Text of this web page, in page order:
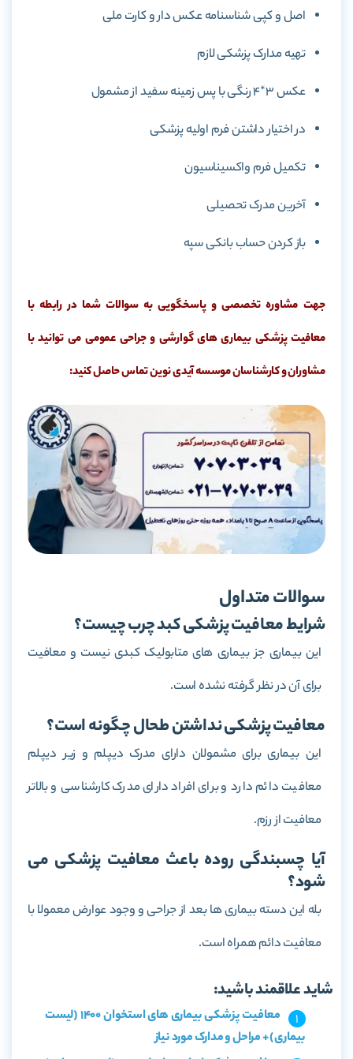
اصل و کپی شناسنامه عکس دار و کارت ملی
تهیه مدارک پزشکی لازم
عکس 3*4 رنگی با پس زمینه سفید از مشمول
در اختیار داشتن فرم اولیه پزشکی
تکمیل فرم واکسیناسیون
آخرین مدرک تحصیلی
باز کردن حساب بانکی سپه
جهت مشاوره تخصصی و پاسخگویی به سوالات شما در رابطه با
معافیت پزشکی بیماری های گوارشی و جراحی عمومی می توانید با
مشاوران و کارشناسان موسسه آیدی نوین تماس حاصل کنید:
سوالات متداول
شرایط معافیت پزشکی کبد چرب چیست؟
این بیماری جز بیماری های متابولیک کبدی نیست و معافیت
برای آن در نظر گرفته نشده است.
معافیت پزشکی نداشتن طحال چگونه است؟
این بیماری برای مشمولان دارای مدرک دیپلم و زیر دیپلم
معافیت دائم دارد و برای افراد دارای مدرک کارشناسی و بالاتر
معافیت از رزم.
آیا چسبندگی روده باعث معافیت پزشکی می
شود؟
بله این دسته بیماری ها بعد از جراحی و وجود عوارض معمولا با
معافیت دائم همراه است.
شاید علاقمند باشید:
معافیت پزشکی بیماری های استخوان 1400 (لیست
بیماری) + مراحل و مدارک مورد نیاز